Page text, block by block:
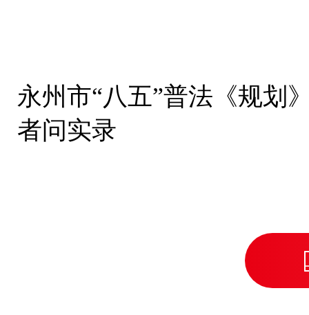
永州市“八五”普法《规划
者问实录